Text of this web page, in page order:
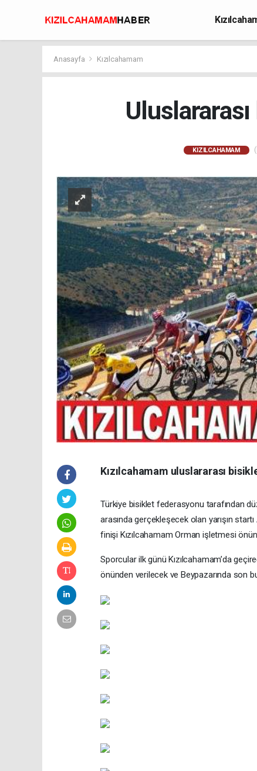
Anasayfa Kızılcahamam
KIZILCAHAMAM
Kızılcahamam uluslararası
Türkiye bisiklet federasyonu tarafından
arasında gerçekleşecek olan yarışın
finişi Kızılcahamam Orman işletmesi
Sporcular ilk günü Kızılcahamam’da
önünden verilecek ve Beypazarında son